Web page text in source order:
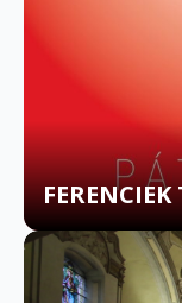
FERENCIEK